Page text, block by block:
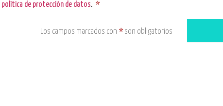
política de protección de datos. *
Los campos marcados con *son obligatorios